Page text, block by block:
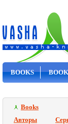
BOOKS
Books
Авторы